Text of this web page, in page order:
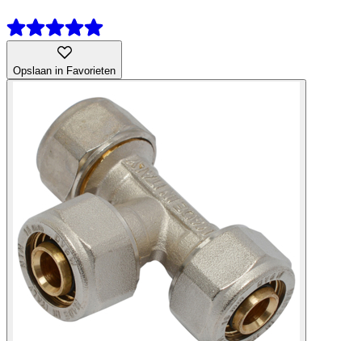
Opslaan in Favorieten